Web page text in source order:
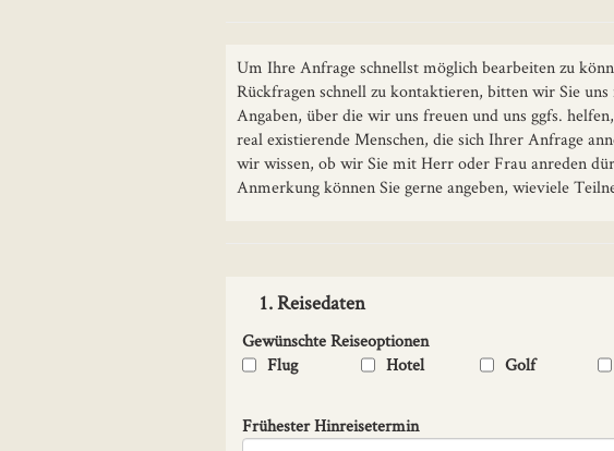
Um Ihre Anfrage schnellst möglich bearbeiten zu
Rückfragen schnell zu kontaktieren, bitten wir Sie
Angaben, über die wir uns freuen und uns ggfs.
real existierende Menschen, die sich Ihrer Anfrage
wir wissen, ob wir Sie mit Herr oder Frau anreden
Anmerkung können Sie gerne angeben, wieviele
1. Reisedaten
Gewünschte Reiseoptionen
Flug
Hotel Golf
Frühester Hinreisetermin